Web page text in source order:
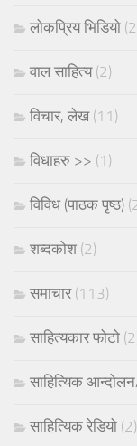
लोकप्रिय भिडियो
वाल साहित्य(2)
विचार, लेख(11)
विधाहरु >> (1)
विविध (पाठक पृष्ठ)
शब्दकोश (2)
समाचार(113)
साहित्यकार फोटो
साहित्यिक
साहित्यिक रेडियो (2)